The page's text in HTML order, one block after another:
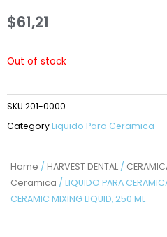
Home / HARVEST DENTAL /
Ceramica / LIQUIDO PARA
CERAMIC MIXING LIQUID, 250 ML
$61,21
Out of stock
SKU 201-0000
Category Liquido Para Ceramica